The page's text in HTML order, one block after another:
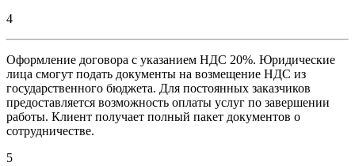
4
Оформление договора с указанием НДС 20%. Юридические
лица смогут подать документы на возмещение НДС из
государственного бюджета. Для постоянных заказчиков
предоставляется возможность оплаты услуг по завершении
работы. Клиент получает полный пакет документов о
сотрудничестве.
5